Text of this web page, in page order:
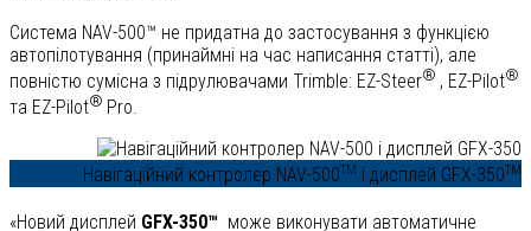
Система NAV-500™ не придатна до застосування з функцією
автопілотування (принаймні на час написання статті), але
повністю сумісна з підрулювачами Trimble: EZ-Steer® , EZ-Pilot®
та EZ-Pilot® Pro.
Навігаційний контролер NAV-500TM і дисплей GFX-350TM
«Новий дисплей GFX-350™ може виконувати автоматичне